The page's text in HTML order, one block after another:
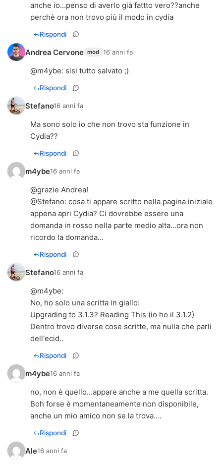
anche io...penso di averlo già fattto vero??anche
perchè ora non trovo più il modo in cydia
Rispondi
Andrea Cervone mod 16 anni fa
@m4ybe: sisi tutto salvato ;)
Rispondi
Stefano16 anni fa
Ma sono solo io che non trovo sta funzione in
Cydia??
Rispondi
m4ybe16 anni fa
@grazie Andrea!
@Stefano: cosa ti appare scritto nella pagina iniziale
appena apri Cydia? Ci dovrebbe essere una
domanda in rosso nella parte medio alta...ora non
ricordo la domanda...
Rispondi
Stefano16 anni fa
@m4ybe:
No, ho solo una scritta in giallo:
Upgrading to 3.1.3? Reading This (io ho il 3.1.2)
Dentro trovo diverse cose scritte, ma nulla che parli
dell'ecid..
Rispondi
m4ybe16 anni fa
no, non è quello...appare anche a me quella scritta.
Boh forse è momentaneamente non disponibile,
anche un mio amico non se la trova....
Rispondi
Ale16 anni fa